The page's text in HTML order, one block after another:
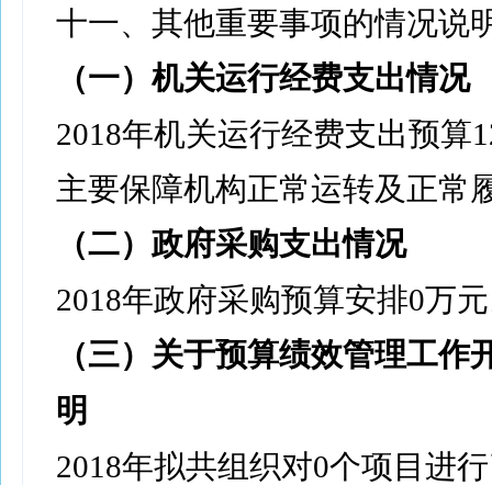
十一、其他重要事项的情况说
（一）机关运行经费支出情况
2018年机关运行经费支出预算
主要保障机构正常运转及正常
（二）政府采购支出情况
2018年政府采购预算安排0万
（三）关于预算绩效管理工作
明
2018年拟共组织对0个项目进